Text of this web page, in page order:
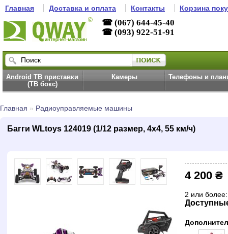
Главная Доставка и оплата Контакты Корзина
☎ (067) 644-45-40
☎ (093) 922-51-91
Android ТВ приставки
(ТВ бокс)
Камеры Телефоны и
Главная » Радиоуправляемые машины
Багги WLtoys 124019 (1/12 размер, 4x4, 55 км/ч)
4 200 ₴
2 или